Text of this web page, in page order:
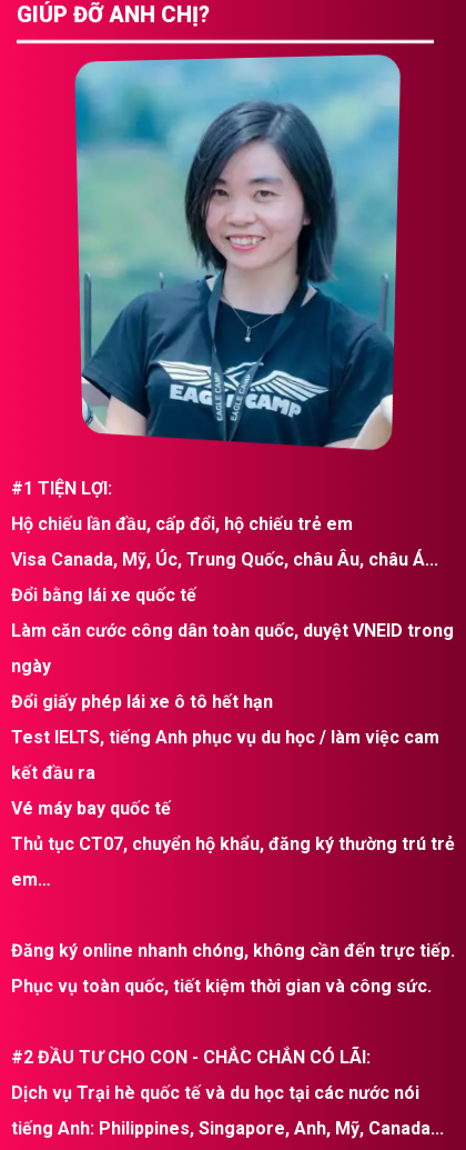
GIÚP ĐỠ ANH CHỊ?
#1 TIỆN LỢI:
Hộ chiếu lần đầu, cấp đổi, hộ chiếu trẻ em
Visa Canada, Mỹ, Úc, Trung Quốc, châu Âu, châu Á...
Đổi bằng lái xe quốc tế
Làm căn cước công dân toàn quốc, duyệt VNEID trong
ngày
Đổi giấy phép lái xe ô tô hết hạn
Test IELTS, tiếng Anh phục vụ du học / làm việc cam
kết đầu ra
Vé máy bay quốc tế
Thủ tục CT07, chuyển hộ khẩu, đăng ký thường trú trẻ
em…
Đăng ký online nhanh chóng, không cần đến trực tiếp.
Phục vụ toàn quốc, tiết kiệm thời gian và công sức.
#2 ĐẦU TƯ CHO CON - CHẮC CHẮN CÓ LÃI:
Dịch vụ Trại hè quốc tế và du học tại các nước nói
tiếng Anh: Philippines, Singapore, Anh, Mỹ, Canada...